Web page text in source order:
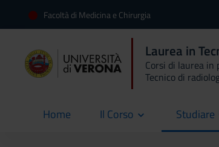
Facoltà di Medicina e Chirurgia
Laurea in
Corsi di laurea
Tecnico di
Home
current Il Corso Studiare